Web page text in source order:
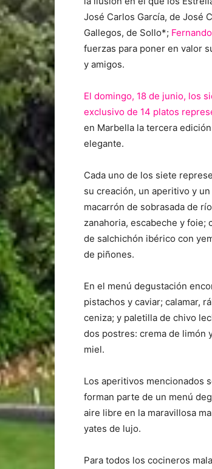
José Carlos García, de José
Gallegos, de Sollo*;
fuerzas para poner en valor
y amigos.
El domingo, 18 de junio, los
exclusivo de 14 platos
en Marbella la tercera
elegante.
Cada uno de los siete
su creación, un aperitivo y
macarrón de sobrasada de
zanahoria, escabeche y foie;
de salchichón ibérico con
de piñones.
En el menú degustación
pistachos y caviar; calamar,
ceniza; y paletilla de chivo
dos postres: crema de limón
miel.
Los aperitivos mencionados
forman parte de un menú
aire libre en la maravillosa
yates de lujo.
Para todos los cocineros